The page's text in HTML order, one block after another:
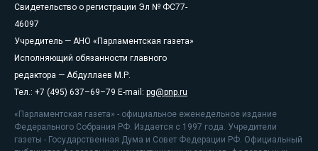
Свидетельство о регистрации Эл № ФС77-
46097
Учредитель — АНО «Парламентская газета»
Исполняющий обязанности главного
редактора — Абдуллаев М.Р.
Тел.: +7 (495) 637–69–79 E-mail: pg@pnp.ru
«Парламентская газета» - официальное еженедельное издание
Федерального Собрания РФ. Издается с 1997 года. Учредители
газеты - Государственная Дума и Совет Федерации РФ. Официальный